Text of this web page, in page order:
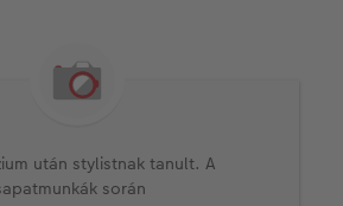
után stylistnak tanult. A
során